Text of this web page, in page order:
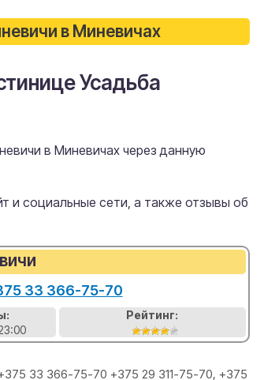
в Миневичах
Усадьба
в Миневичах через данную
и социальные сети, а также отзывы об
33 366-75-70
Рейтинг:
33 366-75-70 +375 29 311-75-70, +375